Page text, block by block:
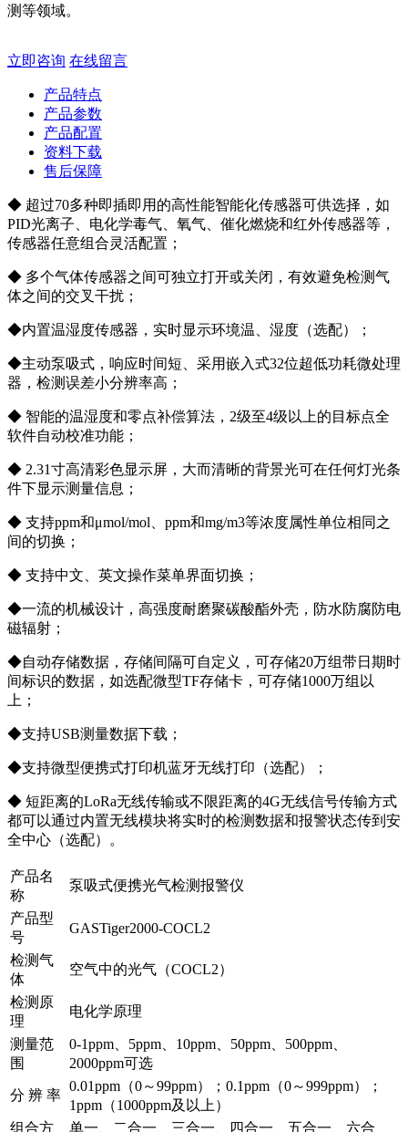
测等领域。
立即咨询 在线留言
产品特点
产品参数
产品配置
资料下载
售后保障
◆ 超过70多种即插即用的高性能智能化传感器可供选择，如
PID光离子、电化学毒气、氧气、催化燃烧和红外传感器等，
传感器任意组合灵活配置；
◆ 多个气体传感器之间可独立打开或关闭，有效避免检测气
体之间的交叉干扰；
◆内置温湿度传感器，实时显示环境温、湿度（选配）；
◆主动泵吸式，响应时间短、采用嵌入式32位超低功耗微处理
器，检测误差小分辨率高；
◆ 智能的温湿度和零点补偿算法，2级至4级以上的目标点全
软件自动校准功能；
◆ 2.31寸高清彩色显示屏，大而清晰的背景光可在任何灯光条
件下显示测量信息；
◆ 支持ppm和μmol/mol、ppm和mg/m3等浓度属性单位相同之
间的切换；
◆ 支持中文、英文操作菜单界面切换；
◆一流的机械设计，高强度耐磨聚碳酸酯外壳，防水防腐防电
磁辐射；
◆自动存储数据，存储间隔可自定义，可存储20万组带日期时
间标识的数据，如选配微型TF存储卡，可存储1000万组以
上；
◆支持USB测量数据下载；
◆支持微型便携式打印机蓝牙无线打印（选配）；
◆ 短距离的LoRa无线传输或不限距离的4G无线信号传输方式
都可以通过内置无线模块将实时的检测数据和报警状态传到安
全中心（选配）。
产品名
称
泵吸式便携光气检测报警仪
产品型
号
GASTiger2000-COCL2
检测气
体
空气中的光气（COCL2）
检测原
理
电化学原理
测量范
围
0-1ppm、5ppm、10ppm、50ppm、500ppm、
2000ppm可选
分 辨 率
0.01ppm（0～99ppm）；0.1ppm（0～999ppm）；
1ppm（1000ppm及以上）
组合方
单一、二合一、三合一、四合一、五合一、六合